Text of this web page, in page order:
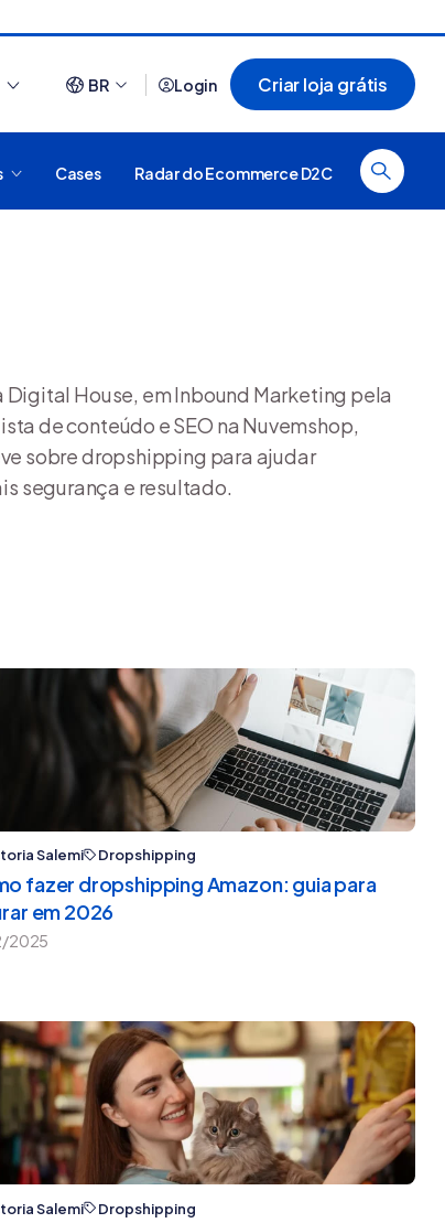
como funciona e quais são
tipos? [guia]
BR Login Criar loja grátis
Cases Radar do Ecommerce D2C
House, em Inbound Marketing pela
de conteúdo e SEO na Nuvemshop,
sobre dropshipping para ajudar
segurança e resultado.
Salemi Dropshipping
fazer dropshipping Amazon: guia para
em 2026
2025
Salemi Dropshipping